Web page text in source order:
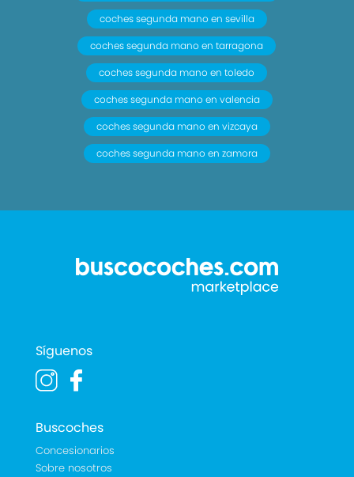
coches segunda mano en sevilla
coches segunda mano en tarragona
coches segunda mano en toledo
coches segunda mano en valencia
coches segunda mano en vizcaya
coches segunda mano en zamora
Síguenos
Buscoches
Concesionarios
Sobre nosotros